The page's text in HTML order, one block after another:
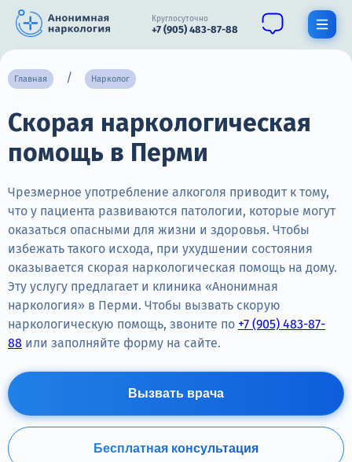
Круглосуточно
+7 (905) 483-87-88
О нас
Наркомания
Нарколог
Стационар
Психиатрия
Цены
Главная Нарколог
Скорая наркологическая
помощь в Перми
Чрезмерное употребление алкоголя приводит к тому,
что у пациента развиваются патологии, которые могут
оказаться опасными для жизни и здоровья. Чтобы
избежать такого исхода, при ухудшении состояния
оказывается скорая наркологическая помощь на дому.
Эту услугу предлагает и клиника «Анонимная
наркология» в Перми. Чтобы вызвать скорую
наркологическую помощь, звоните по +7 (905) 483-87-
88 или заполняйте форму на сайте.
Вызвать врача
Бесплатная консультация